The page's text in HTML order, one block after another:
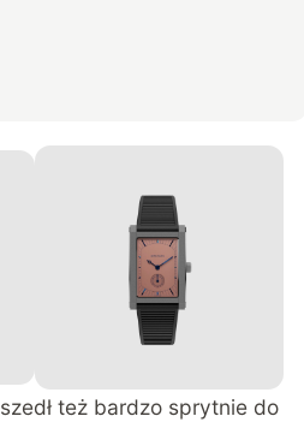
też bardzo sprytnie do